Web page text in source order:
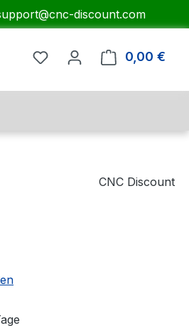
discount.com
0,00 €
CNC Discount